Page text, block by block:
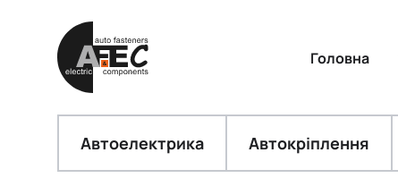
Головна
Автоелектрика Автокріплення